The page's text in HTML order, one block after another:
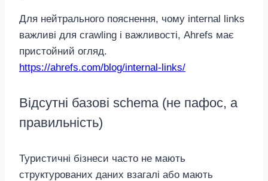
Для нейтрального пояснення, чому internal links
важливі для crawling і важливості, Ahrefs має
пристойний огляд.
https://ahrefs.com/blog/internal-links/
Відсутні базові schema (не пафос, а
правильність)
Туристичні бізнеси часто не мають
структурованих даних взагалі або мають